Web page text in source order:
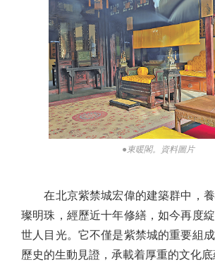
●東暖閣。資料圖片
在北京紫禁城宏偉的建築群中，養
璨明珠，經歷近十年修繕，如今再度
世人目光。它不僅是紫禁城的重要組
歷史的生動見證，承載着厚重的文化底